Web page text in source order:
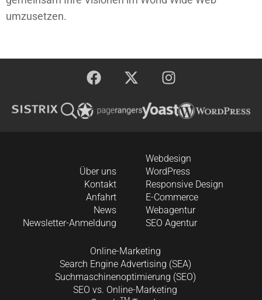
umzusetzen.
Über uns
Kontakt
Anfahrt
News
Newsletter-Anmeldung
Webdesign
WordPress
Responsive Design
E-Commerce
Webagentur
SEO Agentur
Online-Marketing
Search Engine Advertising (SEA)
Suchmaschinenoptimierung (SEO)
SEO vs. Online-Marketing